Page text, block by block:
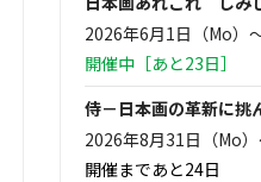
2026年6月1日（Mo）
開催中［あと23日］
侍－日本画の革新に挑
2026年8月31日（Mo）
開催まであと24日